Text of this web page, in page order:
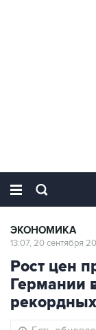
ЭКОНОМИКА
13:07, 20 сентября
Рост цен
Германии